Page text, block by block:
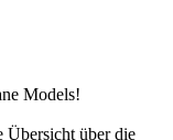
Models!
Übersicht über die